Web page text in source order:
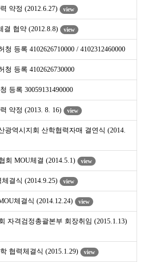
약정 (2012.6.27) view
결 협약 (2012.8.8) view
등록 4102626710000 / 4102312460000
청 등록 4102626730000
등록 30059131490000
약정 (2013. 8. 16) view
광역시지회 산학협력자매 결연식 (2014.
회 MOU체결 (2014.5.1) view
결식 (2014.9.25) view
체결식 (2014.12.24) view
자격검정총괄본부 회장취임 (2015.1.13)
협력체결식 (2015.1.29) view